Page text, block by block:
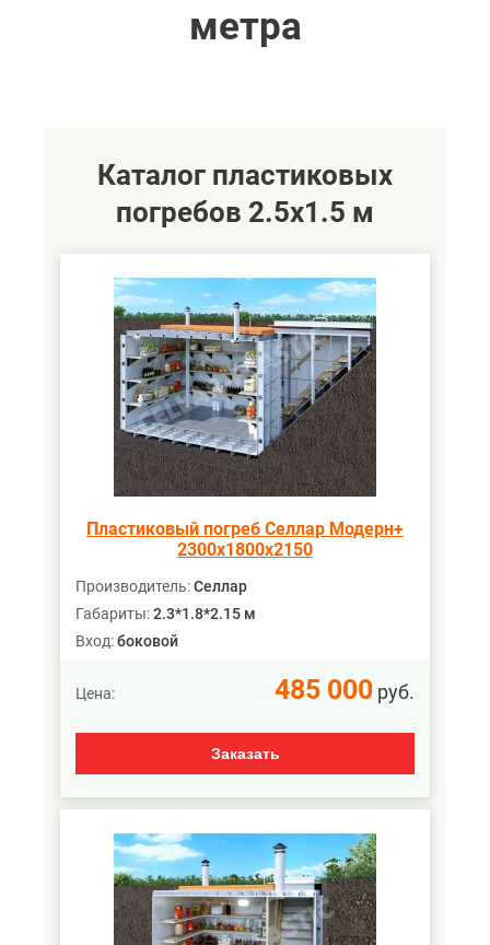
метра
Каталог пластиковых
погребов 2.5х1.5 м
Пластиковый погреб Селлар Модерн+
2300х1800х2150
Производитель:Селлар
Габариты:2.3*1.8*2.15 м
Вход:боковой
Цена: 485 000 руб.
Заказать